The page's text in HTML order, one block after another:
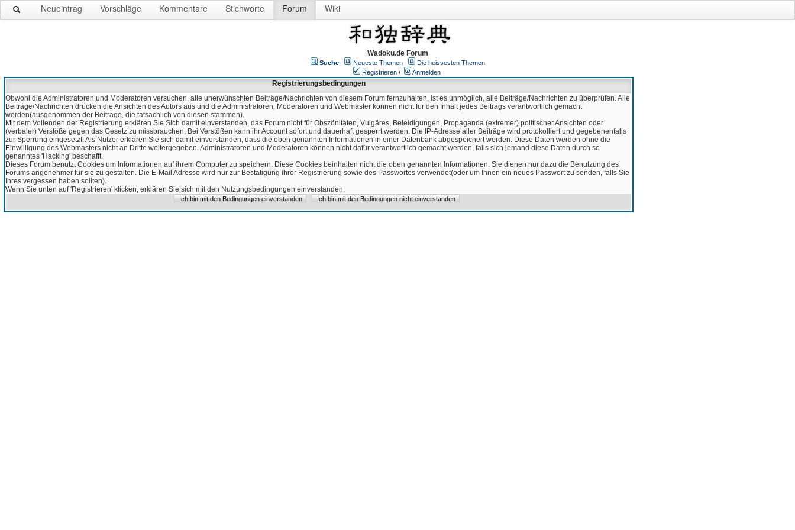
Neueintrag Vorschläge Kommentare Stichworte Forum Wiki
Wadoku.de Forum
Suche Neueste Themen
Die heissesten Themen
Registrieren / Anmelden
Registrierungsbedingungen
Obwohl die Administratoren und Moderatoren versuchen, alle unerwünschten Beiträge/Nachrichten von diesem Forum fernzuhalten, ist es unmöglich, alle Beiträge/Nachrichten zu überprüfen. Alle
Beiträge/Nachrichten drücken die Ansichten des Autors aus und die Administratoren, Moderatoren und Webmaster können nicht für den Inhalt jedes Beitrags verantwortlich gemacht
werden(ausgenommen der Beiträge, die tatsächlich von diesen stammen).
Mit dem Vollenden der Registrierung erklären Sie Sich damit einverstanden, das Forum nicht für Obszönitäten, Vulgäres, Beleidigungen, Propaganda (extremer) politischer Ansichten oder
(verbaler) Verstöße gegen das Gesetz zu missbrauchen. Bei Verstößen kann ihr Account sofort und dauerhaft gesperrt werden. Die IP-Adresse aller Beiträge wird protokolliert und gegebenenfalls
zur Sperrung eingesetzt. Als Nutzer erklären Sie sich damit einverstanden, dass die oben genannten Informationen in einer Datenbank abgespeichert werden. Diese Daten werden ohne die
Einwilligung des Webmasters nicht an Dritte weitergegeben. Administratoren und Moderatoren können nicht dafür verantwortlich gemacht werden, falls sich jemand diese Daten durch so
genanntes 'Hacking' beschafft.
Dieses Forum benutzt Cookies um Informationen auf ihrem Computer zu speichern. Diese Cookies beinhalten nicht die oben genannten Informationen. Sie dienen nur dazu die Benutzung des
Forums angenehmer für sie zu gestalten. Die E-Mail Adresse wird nur zur Bestätigung ihrer Registrierung sowie des Passwortes verwendet(oder um Ihnen ein neues Passwort zu senden, falls Sie
Ihres vergessen haben sollten).
Wenn Sie unten auf 'Registrieren' klicken, erklären Sie sich mit den Nutzungsbedingungen einverstanden.